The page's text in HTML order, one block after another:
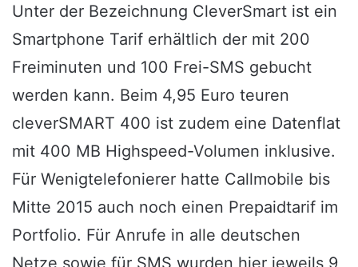
Unter der Bezeichnung CleverSmart ist ein
Smartphone Tarif erhältlich der mit 200
Freiminuten und 100 Frei-SMS gebucht
werden kann. Beim 4,95 Euro teuren
cleverSMART 400 ist zudem eine Datenflat
mit 400 MB Highspeed-Volumen inklusive.
Für Wenigtelefonierer hatte Callmobile bis
Mitte 2015 auch noch einen Prepaidtarif im
Portfolio. Für Anrufe in alle deutschen
Netze sowie für SMS wurden hier jeweils 9